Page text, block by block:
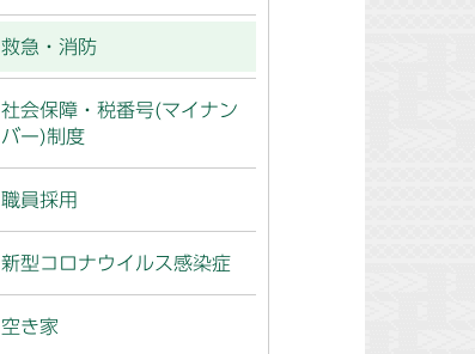
救急・消防
社会保障・税番号(マイナン
バー)制度
職員採用
新型コロナウイルス感染症
空き家